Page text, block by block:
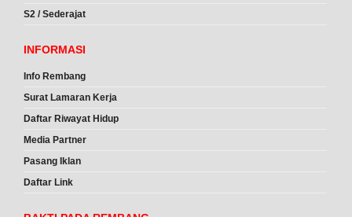
S2 / Sederajat
INFORMASI
Info Rembang
Surat Lamaran Kerja
Daftar Riwayat Hidup
Media Partner
Pasang Iklan
Daftar Link